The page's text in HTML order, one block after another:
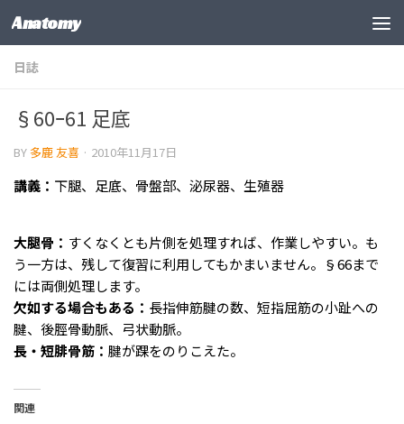
コンテンツの下
Anatomy
日誌
§60ｰ61 足底
BY多鹿 友喜 · 2010年11月17日
講義： 下腿、足底、骨盤部、泌尿器、生殖器
大腿骨： すくなくとも片側を処理すれば、作業しやすい。も
う一方は、残して復習に利用してもかまいません。§66まで
には両側処理します。
欠如する場合もある： 長指伸筋腱の数、短指屈筋の小趾への
腱、後脛骨動脈、弓状動脈。
長・短腓骨筋： 腱が踝をのりこえた。
関連